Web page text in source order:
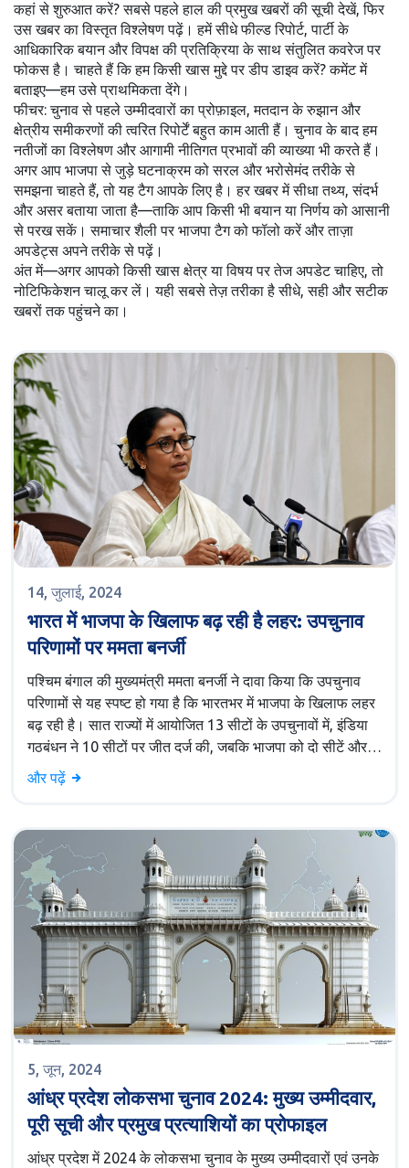
कहां से शुरुआत करें? सबसे पहले हाल की प्रमुख खबरों की सूची देखें, फिर
उस खबर का विस्तृत विश्लेषण पढ़ें। हमें सीधे फील्ड रिपोर्ट, पार्टी के
आधिकारिक बयान और विपक्ष की प्रतिक्रिया के साथ संतुलित कवरेज पर
फोकस है। चाहते हैं कि हम किसी खास मुद्दे पर डीप डाइव करें? कमेंट में
बताइए—हम उसे प्राथमिकता देंगे।
फीचर: चुनाव से पहले उम्मीदवारों का प्रोफ़ाइल, मतदान के रुझान और
क्षेत्रीय समीकरणों की त्वरित रिपोर्टें बहुत काम आती हैं। चुनाव के बाद हम
नतीजों का विश्लेषण और आगामी नीतिगत प्रभावों की व्याख्या भी करते हैं।
अगर आप भाजपा से जुड़े घटनाक्रम को सरल और भरोसेमंद तरीके से
समझना चाहते हैं, तो यह टैग आपके लिए है। हर खबर में सीधा तथ्य, संदर्भ
और असर बताया जाता है—ताकि आप किसी भी बयान या निर्णय को आसानी
से परख सकें। समाचार शैली पर भाजपा टैग को फॉलो करें और ताज़ा
अपडेट्स अपने तरीके से पढ़ें।
अंत में—अगर आपको किसी खास क्षेत्र या विषय पर तेज अपडेट चाहिए, तो
नोटिफिकेशन चालू कर लें। यही सबसे तेज़ तरीका है सीधे, सही और सटीक
खबरों तक पहुंचने का।
14, जुलाई, 2024
भारत में भाजपा के खिलाफ बढ़ रही है लहर: उपचुनाव
परिणामों पर ममता बनर्जी
पश्चिम बंगाल की मुख्यमंत्री ममता बनर्जी ने दावा किया कि उपचुनाव
परिणामों से यह स्पष्ट हो गया है कि भारतभर में भाजपा के खिलाफ लहर
बढ़ रही है। सात राज्यों में आयोजित 13 सीटों के उपचुनावों में, इंडिया
गठबंधन ने 10 सीटों पर जीत दर्ज की, जबकि भाजपा को दो सीटें और
एक सीट पर निर्दलीय उम्मीदवार विजयी रहे।
और पढ़ें
5, जून, 2024
आंध्र प्रदेश लोकसभा चुनाव 2024: मुख्य उम्मीदवार,
पूरी सूची और प्रमुख प्रत्याशियों का प्रोफाइल
आंध्र प्रदेश में 2024 के लोकसभा चुनाव के मुख्य उम्मीदवारों एवं उनके